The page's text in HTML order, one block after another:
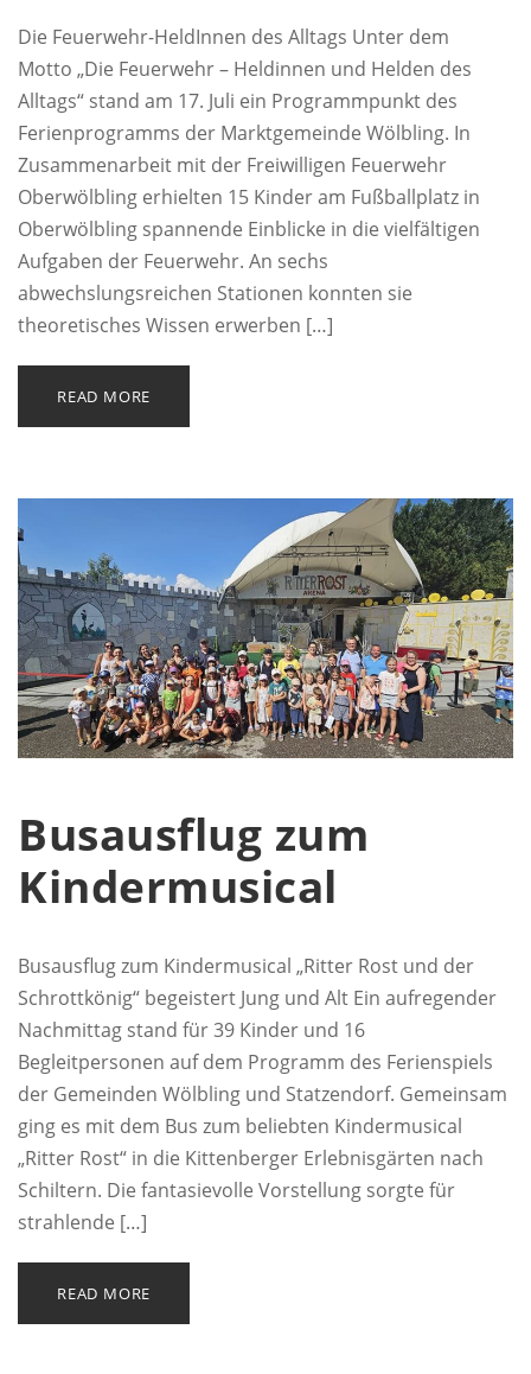
Die Feuerwehr-HeldInnen des Alltags Unter dem
Motto „Die Feuerwehr – Heldinnen und Helden des
Alltags“ stand am 17. Juli ein Programmpunkt des
Ferienprogramms der Marktgemeinde Wölbling. In
Zusammenarbeit mit der Freiwilligen Feuerwehr
Oberwölbling erhielten 15 Kinder am Fußballplatz in
Oberwölbling spannende Einblicke in die vielfältigen
Aufgaben der Feuerwehr. An sechs
abwechslungsreichen Stationen konnten sie
theoretisches Wissen erwerben […]
READ MORE
Busausflug zum
Kindermusical
Busausflug zum Kindermusical „Ritter Rost und der
Schrottkönig“ begeistert Jung und Alt Ein aufregender
Nachmittag stand für 39 Kinder und 16
Begleitpersonen auf dem Programm des Ferienspiels
der Gemeinden Wölbling und Statzendorf. Gemeinsam
ging es mit dem Bus zum beliebten Kindermusical
„Ritter Rost“ in die Kittenberger Erlebnisgärten nach
Schiltern. Die fantasievolle Vorstellung sorgte für
strahlende […]
READ MORE